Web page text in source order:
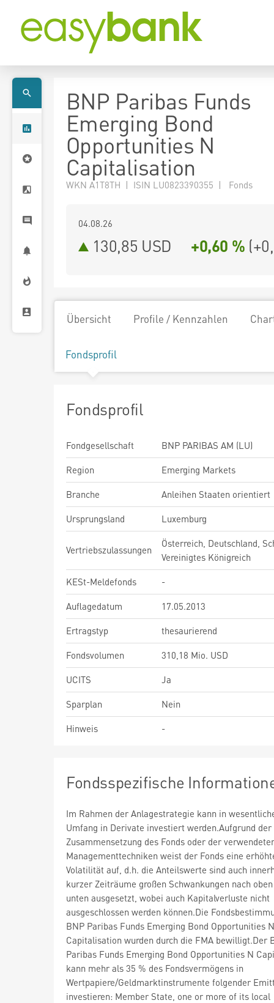
BNP Paribas Funds
Emerging Bond
Opportunities N
Capitalisation
WKN A1T8TH | ISIN LU0823390355 | Fonds
04.08.26
130,85 USD +0,60 % (
Übersicht Profile / Kennzahlen
Fondsprofil
Fondsprofil
Fondgesellschaft
BNP PARIBAS AM (LU)
Region
Emerging Markets
Branche
Anleihen Staaten orientiert
Ursprungsland
Luxemburg
Vertriebszulassungen
Österreich, Deutschland,
Vereinigtes Königreich
KESt-Meldefonds
-
Auflagedatum
17.05.2013
Ertragstyp
thesaurierend
Fondsvolumen
310,18 Mio. USD
UCITS
Ja
Sparplan
Nein
Hinweis
-
Fondsspezifische
Im Rahmen der Anlagestrategie kann in
Umfang in Derivate investiert werden.Aufgrund der
Zusammensetzung des Fonds oder der
Managementtechniken weist der Fonds eine
Volatilität auf, d.h. die Anteilswerte sind auch
kurzer Zeiträume großen Schwankungen nach
unten ausgesetzt, wobei auch Kapitalverluste nicht
ausgeschlossen werden können.Die
BNP Paribas Funds Emerging Bond Opportunities N
Capitalisation wurden durch die FMA bewilligt.Der
Paribas Funds Emerging Bond Opportunities N
kann mehr als 35 % des Fondsvermögens in
Wertpapiere/Geldmarktinstrumente folgender
investieren: Member State, one or more of its local